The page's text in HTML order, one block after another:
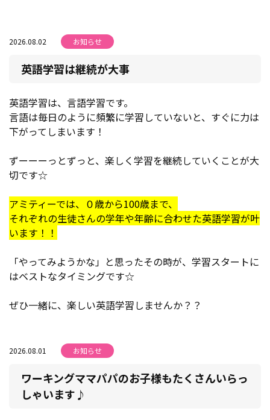
2026.08.02 お知らせ
英語学習は継続が大事
英語学習は、言語学習です。
言語は毎日のように頻繁に学習していないと、すぐに力は
下がってしまいます！
ずーーーっとずっと、楽しく学習を継続していくことが大
切です☆
アミティーでは、０歳から100歳まで、
それぞれの生徒さんの学年や年齢に合わせた英語学習が叶
います！！
「やってみようかな」と思ったその時が、学習スタートに
はベストなタイミングです☆
ぜひ一緒に、楽しい英語学習しませんか？？
2026.08.01 お知らせ
ワーキングママパパのお子様もたくさんいらっ
しゃいます♪